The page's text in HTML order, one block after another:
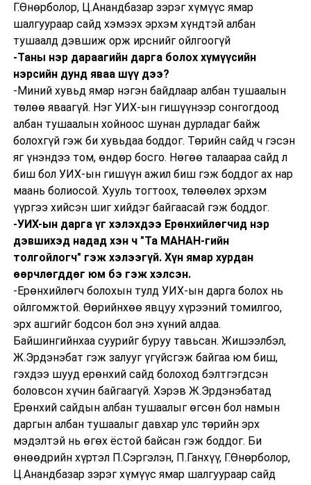
Г.Өнөрболор, Ц.Анандбазар зэрэг хүмүүс ямар
шалгуураар сайд хэмээх эрхэм хүндтэй албан
тушаалд дэвшиж орж ирснийг ойлгоогүй
-Таны нэр дараагийн дарга болох хүмүүсийн
нэрсийн дунд яваа шүү дээ?
-Миний хувьд ямар нэгэн байдлаар албан тушаалын
төлөө яваагүй. Нэг УИХ-ын гишүүнээр сонгогдоод
албан тушаалын хойноос шунан дурладаг байж
болохгүй гэж би хувьдаа боддог. Төрийн сайд ч гэсэн
яг үнэндээ том, өндөр босго. Нөгөө талаараа сайд л
биш бол УИХ-ын гишүүн ажил биш гэж боддог ах нар
маань болиосой. Хууль тогтоох, төлөөлөх эрхэм
үүргээ хийсэн шиг хийдэг байгаасай гэж боддог.
-УИХ-ын дарга үг хэлэхдээ Ерөнхийлөгчид нэр
дэвшихэд надад хэн ч "Та МАНАН-гийн
толгойлогч" гэж хэлээгүй. Хүн ямар хурдан
өөрчлөгддөг юм бэ гэж хэлсэн.
-Ерөнхийлөгч болохын тулд УИХ-ын дарга болох нь
ойлгомжтой. Өөрийнхөө явцуу хүрээний томилгоо,
эрх ашгийг бодсон бол энэ хүний алдаа.
Байшингийнхаа суурийг буруу тавьсан. Жишээлбэл,
Ж.Эрдэнэбат гэж залууг үгүйсгэж байгаа юм биш,
гэхдээ шууд ерөнхий сайд болоход бэлтгэгдсэн
боловсон хүчин байгаагүй. Хэрэв Ж.Эрдэнэбатад
Ерөнхий сайдын албан тушаалыг өгсөн бол намын
даргын албан тушаалыг давхар улс төрийн эрх
мэдэлтэй нь өгөх ёстой байсан гэж боддог. Би
өнөөдрийн хүртэл П.Сэргэлэн, П.Ганхүү, Г.Өнөрболор,
Ц.Анандбазар зэрэг хүмүүс ямар шалгуураар сайд